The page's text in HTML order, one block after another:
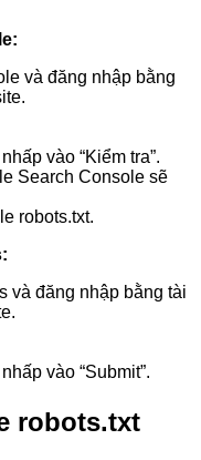
và đăng nhập bằng
vào “Kiểm tra”.
Search Console sẽ
robots.txt.
và đăng nhập bằng tài
vào “Submit”.
robots.txt